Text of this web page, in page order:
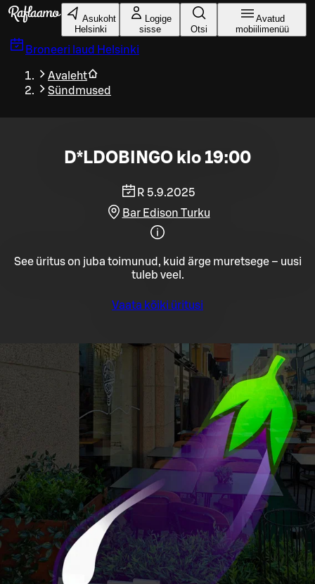
Liigu peamise sisu juurde
Asukoht
Helsinki
Logige
sisse
Otsi
Avatud
mobiilimenüü
Broneeri laud Helsinki
Avaleht
Sündmused
D*LDOBINGO klo 19:00
R 5.9.2025
Bar Edison Turku
See üritus on juba toimunud, kuid ärge muretsege – uusi
tuleb veel.
Vaata kõiki üritusi